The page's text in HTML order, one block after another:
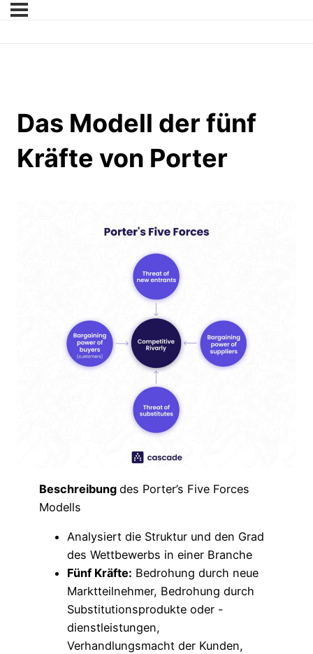
Das Modell der fünf
Kräfte von Porter
Beschreibungdes Porter’s Five Forces
Modells
Analysiert die Struktur und den Grad
des Wettbewerbs in einer Branche
Fünf Kräfte: Bedrohung durch neue
Marktteilnehmer, Bedrohung durch
Substitutionsprodukte oder -
dienstleistungen,
Verhandlungsmacht der Kunden,